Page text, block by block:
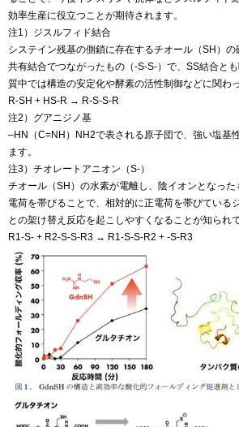
効率生産に役立つことが期待されます。
注1）ジスルフィド結合
システイン残基の側鎖に存在するチオール（SH）の
共有結合でつながったもの（-S-S-）で、SS結合と
質中では構造の安定化や酵素の活性制御などに関わ
R-SH + HS-R → R-S-S-R
注2）グアニジノ基
–HN（C=NH）NH2で表される原子団で、強い塩基
ます。
注3）チオレートアニオン（S-）
チオール（SH）の水素が電離し、陰イオンとなっ
電荷を帯びることで、相対的に正電荷を帯びている
との架け替え反応を起こしやすくなることが知られ
R1-S- + R2-S-S-R3 → R1-S-S-R2 + -S-R3